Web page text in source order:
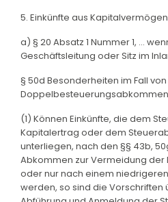
5. Einkünfte aus
a) § 20 Absatz 1 Nummer 1, ...
Geschäftsleitung oder Sitz im
§ 50d Besonderheiten im Fall von
(1) Können Einkünfte, die dem
Kapitalertrag oder dem
unterliegen, nach den §§ 43b,
Abkommen zur Vermeidung
oder nur nach einem
werden, so sind die Vorschriften